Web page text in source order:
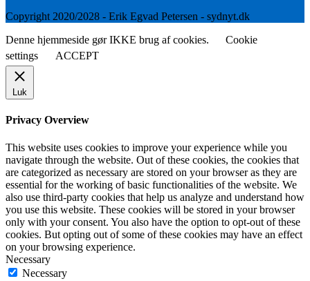
Copyright 2020/2028 - Erik Egvad Petersen - sydnyt.dk
Denne hjemmeside gør IKKE brug af cookies.
Cookie
settings
ACCEPT
Luk
Privacy Overview
This website uses cookies to improve your experience while you
navigate through the website. Out of these cookies, the cookies that
are categorized as necessary are stored on your browser as they are
essential for the working of basic functionalities of the website. We
also use third-party cookies that help us analyze and understand how
you use this website. These cookies will be stored in your browser
only with your consent. You also have the option to opt-out of these
cookies. But opting out of some of these cookies may have an effect
on your browsing experience.
Necessary
Necessary